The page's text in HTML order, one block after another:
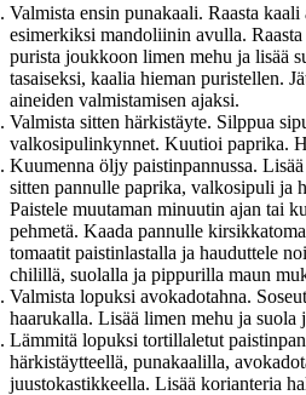
Valmista ensin punakaali. Raasta
esimerkiksi mandoliinin avulla.
purista joukkoon limen mehu ja lisää
tasaiseksi, kaalia hieman puristellen.
aineiden valmistamisen ajaksi.
Valmista sitten härkistäyte. Silppua
valkosipulinkynnet. Kuutioi paprika.
Kuumenna öljy paistinpannussa.
sitten pannulle paprika, valkosipuli ja
Paistele muutaman minuutin ajan tai
pehmetä. Kaada pannulle
tomaatit paistinlastalla ja hauduttele
chilillä, suolalla ja pippurilla maun
Valmista lopuksi avokadotahna.
haarukalla. Lisää limen mehu ja suola
Lämmitä lopuksi tortillaletut
härkistäytteellä, punakaalilla,
juustokastikkeella. Lisää korianteria